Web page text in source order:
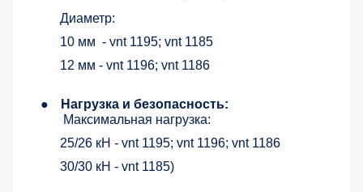
Диаметр:
10 мм - vnt 1195; vnt 1185
12 мм - vnt 1196; vnt 1186
●
Нагрузка и безопасность:
Максимальная нагрузка:
25/26 кН - vnt 1195; vnt 1196; vnt 1186
30/30 кН - vnt 1185)